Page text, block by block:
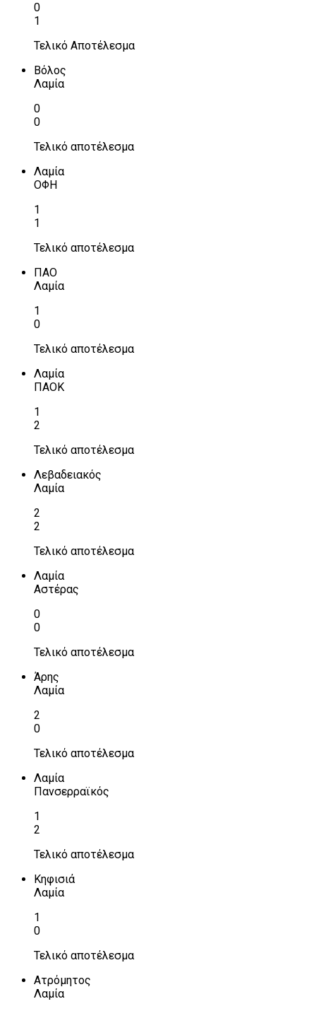
0
1
Τελικό Αποτέλεσμα
Βόλος
Λαμία
0
0
Τελικό αποτέλεσμα
Λαμία
ΟΦΗ
1
1
Τελικό αποτέλεσμα
ΠΑΟ
Λαμία
1
0
Τελικό αποτέλεσμα
Λαμία
ΠΑΟΚ
1
2
Τελικό αποτέλεσμα
Λεβαδειακός
Λαμία
2
2
Τελικό αποτέλεσμα
Λαμία
Αστέρας
0
0
Τελικό αποτέλεσμα
Άρης
Λαμία
2
0
Τελικό αποτέλεσμα
Λαμία
Πανσερραϊκός
1
2
Τελικό αποτέλεσμα
Κηφισιά
Λαμία
1
0
Τελικό αποτέλεσμα
Ατρόμητος
Λαμία